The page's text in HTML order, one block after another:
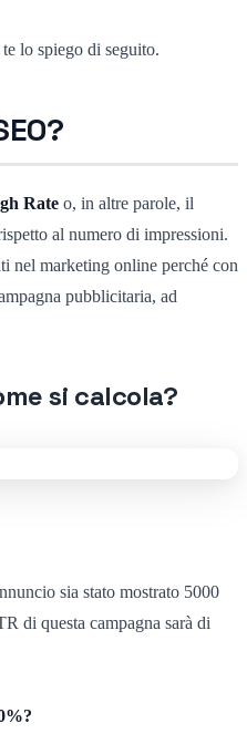
lo spiego di seguito.
Rate o, in altre parole, il
al numero di impressioni.
nel marketing online perché con
pubblicitaria, ad
si calcola?
sia stato mostrato 5000
di questa campagna sarà di